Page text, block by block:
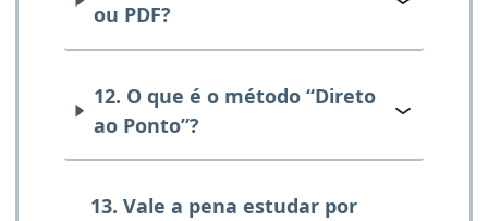
ou PDF?
12. O que é o método “Direto
ao Ponto”?
13. Vale a pena estudar por